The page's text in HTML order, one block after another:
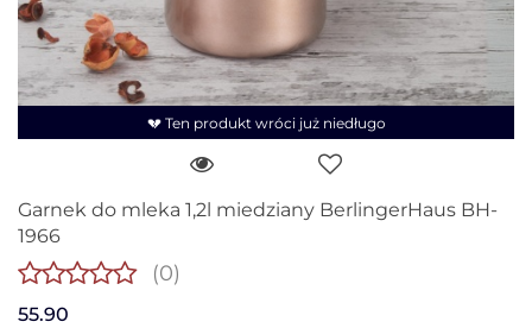
💔 Ten produkt wróci już niedługo
Garnek do mleka 1,2l miedziany BerlingerHaus BH-
1966
(0)
55.90